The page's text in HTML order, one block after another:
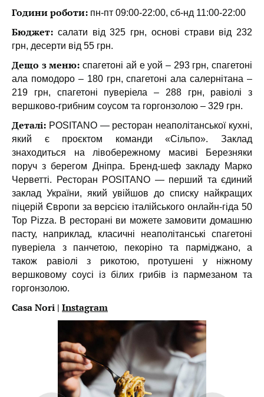
Години роботи: пн-пт 09:00-22:00, сб-нд 11:00-22:00
Бюджет: салати від 325 грн, основі страви від 232
грн, десерти від 55 грн.
Дещо з меню: спагетоні ай е уой – 293 грн, спагетоні
ала помодоро – 180 грн, спагетоні ала салернітана –
219 грн, спагетоні пуверіела – 288 грн, равіолі з
вершково-грибним соусом та горгонзолою – 329 грн.
Деталі: POSITANO — ресторан неаполітанської кухні,
який є проєктом команди «Сільпо». Заклад
знаходиться на лівобережному масиві Березняки
поруч з берегом Дніпра. Бренд-шеф закладу Марко
Черветті. Ресторан POSITANO — перший та єдиний
заклад України, який увійшов до списку найкращих
піцерій Європи за версією італійського онлайн-гіда 50
Top Pizza. В ресторані ви можете замовити домашню
пасту, наприклад, класичні неаполітанські спагетоні
пуверіела з панчетою, пекоріно та парміджано, а
також равіолі з рикотою, протушені у ніжному
вершковому соусі із білих грибів із пармезаном та
горгонзолою.
Casa Nori | Instagram